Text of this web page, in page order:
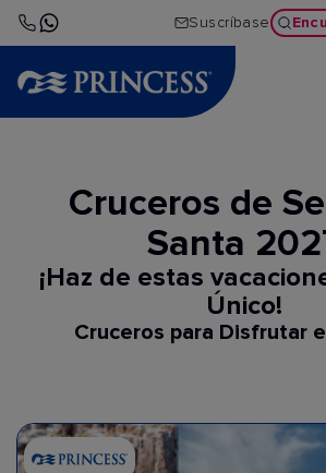
Suscríbase
Cruceros de
Santa
¡Haz de estas
Único!
Cruceros para Disfrutar